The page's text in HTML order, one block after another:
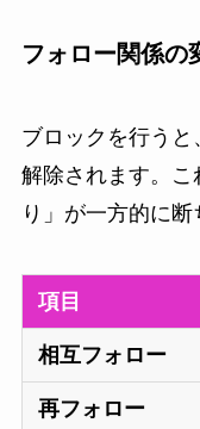
フォロー関係の
ブロックを行う
解除されます。
り」が一方的に断
項目
相互フォロー
再フォロー